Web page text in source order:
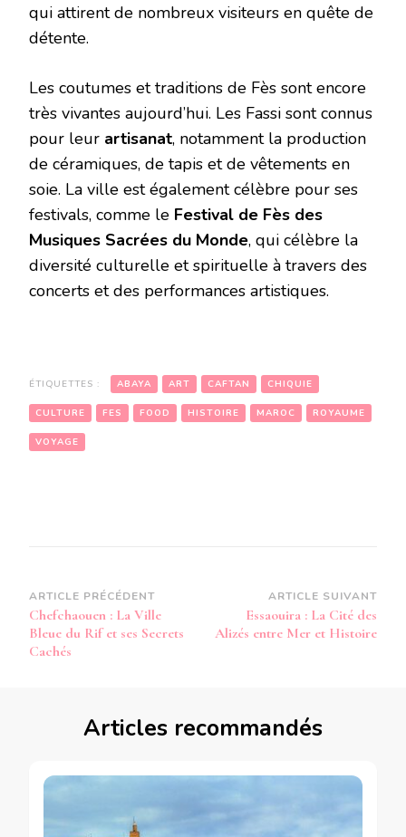
qui attirent de nombreux visiteurs en quête de
détente.
Les coutumes et traditions de Fès sont encore
très vivantes aujourd’hui. Les Fassi sont connus
pour leur artisanat, notamment la production
de céramiques, de tapis et de vêtements en
soie. La ville est également célèbre pour ses
festivals, comme le Festival de Fès des
Musiques Sacrées du Monde, qui célèbre la
diversité culturelle et spirituelle à travers des
concerts et des performances artistiques.
ÉTIQUETTES : ABAYA ART CAFTAN CHIQUIE
CULTURE FES FOOD HISTOIRE MAROC ROYAUME
VOYAGE
Navigation
d’article
ARTICLE PRÉCÉDENT
Chefchaouen : La Ville
Bleue du Rif et ses Secrets
Cachés
ARTICLE SUIVANT
Essaouira : La Cité des
Alizés entre Mer et Histoire
Articles recommandés